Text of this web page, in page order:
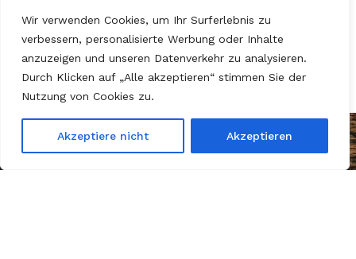
Wir verwenden Cookies, um Ihr Surferlebnis zu
verbessern, personalisierte Werbung oder Inhalte
anzuzeigen und unseren Datenverkehr zu analysieren.
Durch Klicken auf „Alle akzeptieren“ stimmen Sie der
Nutzung von Cookies zu.
Akzeptiere nicht Akzeptieren